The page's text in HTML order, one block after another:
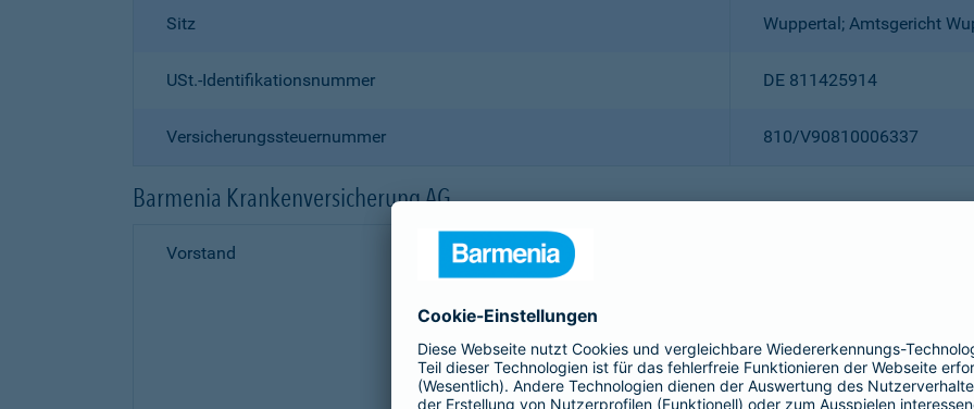
Sitz Wuppertal; Amtsgericht
USt.-Identifikationsnummer DE 811425914
Versicherungssteuernummer 810/V90810006337
Barmenia Krankenversicherung AG
Vorstand
Dr. Andreas Eurich
Frank Lamsfuß
Oliver Schoeller